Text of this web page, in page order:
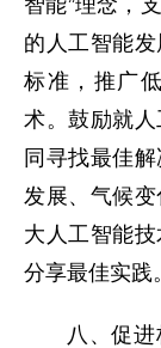
智能”理念，
的人工智能
标准，推广
术。鼓励就
同寻找最佳
发展、气候
大人工智能
分享最佳实践。
八、促